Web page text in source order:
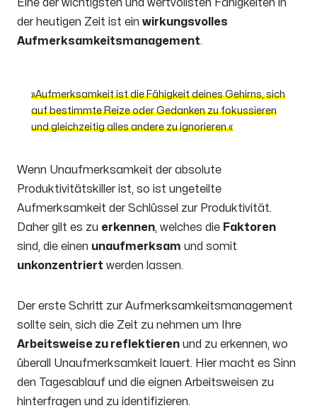
Eine der wichtigsten und wertvollsten Fähigkeiten in
der heutigen Zeit ist ein wirkungsvolles
Aufmerksamkeitsmanagement.
Aufmerksamkeit ist die Fähigkeit deines Gehirns, sich
auf bestimmte Reize oder Gedanken zu fokussieren
und gleichzeitig alles andere zu ignorieren.
Wenn Unaufmerksamkeit der absolute
Produktivitätskiller ist, so ist ungeteilte
Aufmerksamkeit der Schlüssel zur Produktivität.
Daher gilt es zu erkennen, welches die Faktoren
sind, die einen unaufmerksam und somit
unkonzentriert werden lassen.
Der erste Schritt zur Aufmerksamkeitsmanagement
sollte sein, sich die Zeit zu nehmen um Ihre
Arbeitsweise zu reflektieren und zu erkennen, wo
überall Unaufmerksamkeit lauert. Hier macht es Sinn
den Tagesablauf und die eignen Arbeitsweisen zu
hinterfragen und zu identifizieren.